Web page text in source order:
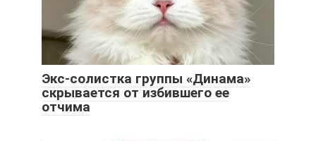
Экс-солистка группы «Динама»
скрывается от избившего ее
отчима